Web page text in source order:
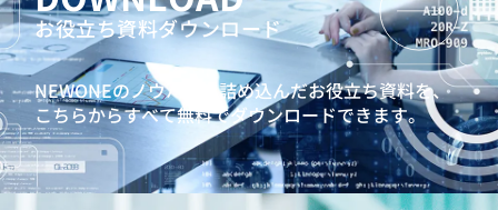
お役立ち資料ダウンロード
NEWONEのノウハウを詰め込んだお役立ち資料を、
こちらからすべて無料でダウンロードできます。